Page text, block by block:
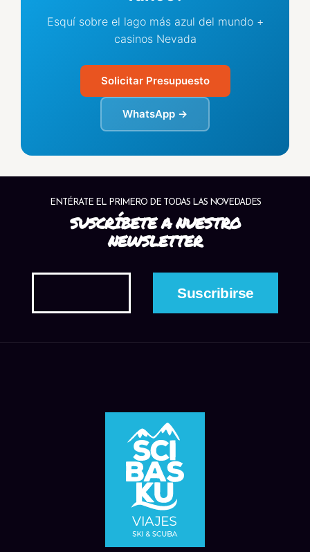
Esquí sobre el lago más azul del mundo +
casinos Nevada
Solicitar Presupuesto
WhatsApp →
ENTÉRATE EL PRIMERO DE TODAS LAS NOVEDADES
SUSCRÍBETE A NUESTRO
NEWSLETTER